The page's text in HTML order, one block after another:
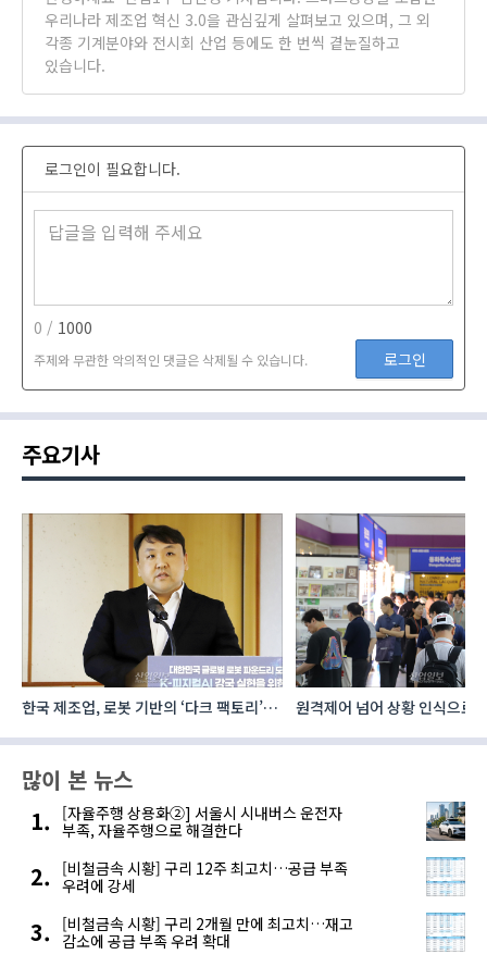
우리나라 제조업 혁신 3.0을 관심깊게 살펴보고 있으며, 그 외
각종 기계분야와 전시회 산업 등에도 한 번씩 곁눈질하고
있습니다.
로그인이 필요합니다.
0 / 1000
주제와 무관한 악의적인 댓글은 삭제될 수 있습니다. 로그인
주요기사
원격제어 넘어 상황 인식으로, ‘공간지능’
우리테크, 절삭유 정제 ‘올인
많이 본 뉴스
[자율주행 상용화②] 서울시 시내버스 운전자
부족, 자율주행으로 해결한다
[비철금속 시황] 구리 12주 최고치…공급 부족
우려에 강세
[비철금속 시황] 구리 2개월 만에 최고치…재고
감소에 공급 부족 우려 확대